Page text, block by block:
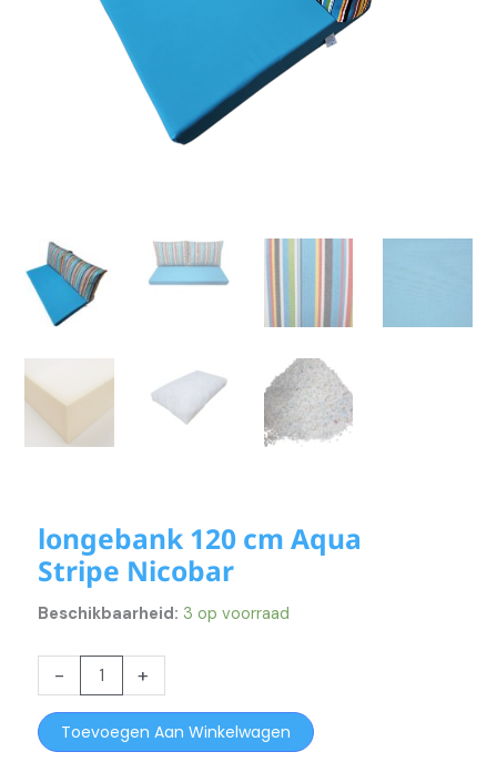
longebank 120 cm Aqua
Stripe Nicobar
Beschikbaarheid: 3 op voorraad
-
longebank
120
cm
Aqua
+
Toevoegen Aan Winkelwagen